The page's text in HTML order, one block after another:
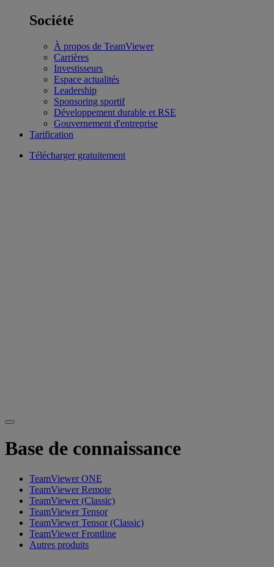
Société
À propos de TeamViewer
Carrières
Investisseurs
Espace actualités
Leadership
Sponsoring sportif
Développement durable et RSE
Gouvernement d'entreprise
Tarification
Télécharger gratuitement
Base de connaissance
TeamViewer ONE
TeamViewer Remote
TeamViewer (Classic)
TeamViewer Tensor
TeamViewer Tensor (Classic)
TeamViewer Frontline
Autres produits